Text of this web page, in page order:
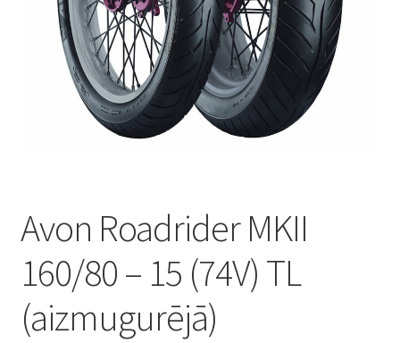
Avon Roadrider MKII
160/80 – 15 (74V) TL
(aizmugurējā)